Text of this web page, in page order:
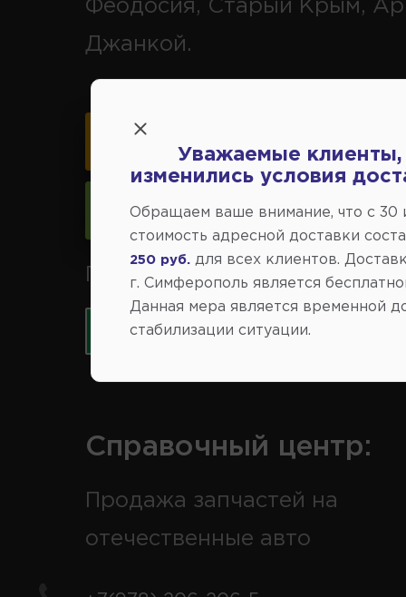
Феодосия, Старый Крым,
Джанкой.
Следить за изменениями
Принимаем к оплате карты
Справочный центр:
Продажа запчастей на
отечественные авто
Уважаемые клиенты,
изменились условия
Обращаем ваше внимание, что c 30
стоимость адресной доставки
250 руб. для всех клиентов.
г. Симферополь является
Данная мера является временной
стабилизации ситуации.